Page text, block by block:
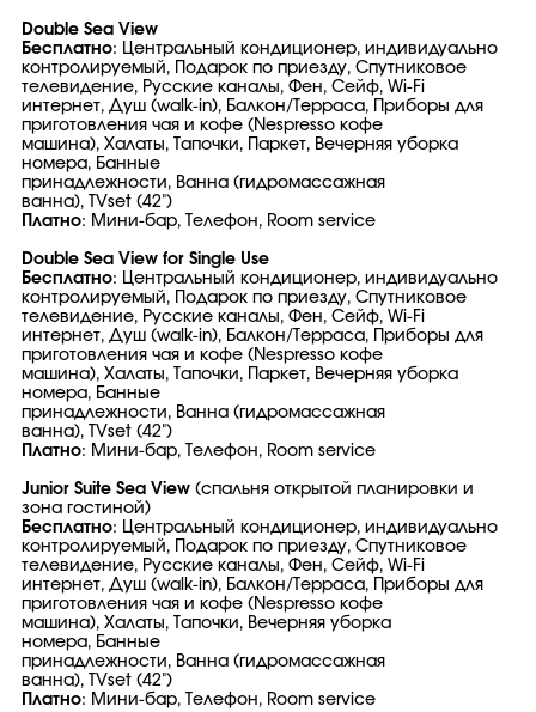
Double Sea View
Бесплатно: Центральный кондиционер, индивидуально
контролируемый, Подарок по приезду, Спутниковое
телевидение, Русские каналы, Фен, Сейф, Wi-Fi
интернет, Душ (walk-in), Балкон/Терраса, Приборы для
приготовления чая и кофе (Nespresso кофе
машина), Халаты, Тапочки, Паркет, Вечерняя уборка
номера, Банные
принадлежности, Ванна (гидромассажная
ванна), TVset (42")
Платно: Мини-бар, Телефон, Room service
Double Sea View for Single Use
Бесплатно: Центральный кондиционер, индивидуально
контролируемый, Подарок по приезду, Спутниковое
телевидение, Русские каналы, Фен, Сейф, Wi-Fi
интернет, Душ (walk-in), Балкон/Терраса, Приборы для
приготовления чая и кофе (Nespresso кофе
машина), Халаты, Тапочки, Паркет, Вечерняя уборка
номера, Банные
принадлежности, Ванна (гидромассажная
ванна), TVset (42")
Платно: Мини-бар, Телефон, Room service
Junior Suite Sea View (спальня открытой планировки и
зона гостиной)
Бесплатно: Центральный кондиционер, индивидуально
контролируемый, Подарок по приезду, Спутниковое
телевидение, Русские каналы, Фен, Сейф, Wi-Fi
интернет, Душ (walk-in), Балкон/Терраса, Приборы для
приготовления чая и кофе (Nespresso кофе
машина), Халаты, Тапочки, Вечерняя уборка
номера, Банные
принадлежности, Ванна (гидромассажная
ванна), TVset (42")
Платно: Мини-бар, Телефон, Room service